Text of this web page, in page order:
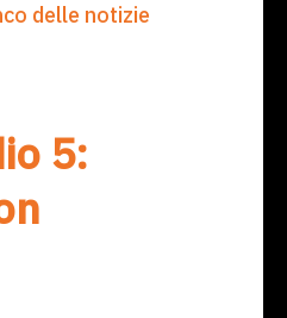
delle notizie
5: